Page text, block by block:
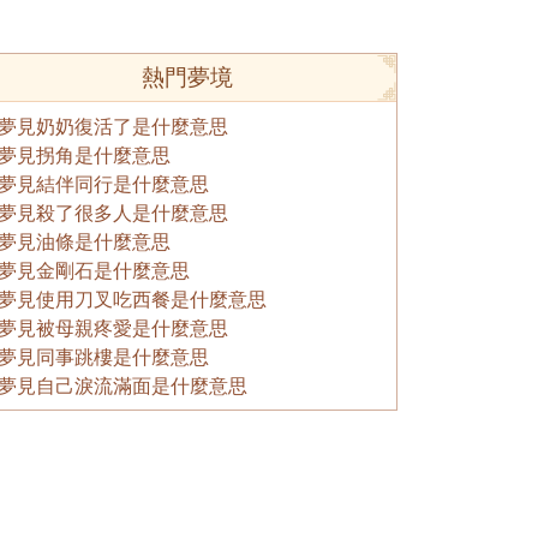
熱門夢境
見奶奶復活了是什麼意思
見拐角是什麼意思
見結伴同行是什麼意思
見殺了很多人是什麼意思
見油條是什麼意思
見金剛石是什麼意思
見使用刀叉吃西餐是什麼意思
見被母親疼愛是什麼意思
見同事跳樓是什麼意思
見自己淚流滿面是什麼意思